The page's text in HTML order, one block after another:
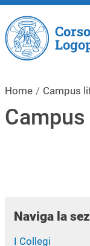
Home Campus
Naviga la
I Collegi